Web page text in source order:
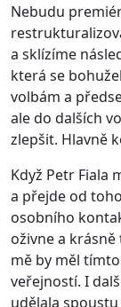
Nebudu
a sklízíme
která se
volbám a
ale do dalších
zlepšit. Hlavně
Když Petr Fiala
a přejde od
osobního
oživne a
mě by měl
veřejností. I
udělala